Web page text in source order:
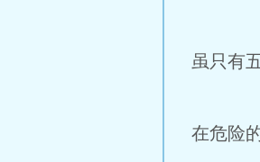
虽只有
在危险